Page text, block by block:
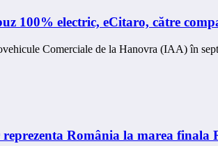
100% electric, eCitaro, către
Comerciale de la Hanovra (IAA) în
România la marea finala